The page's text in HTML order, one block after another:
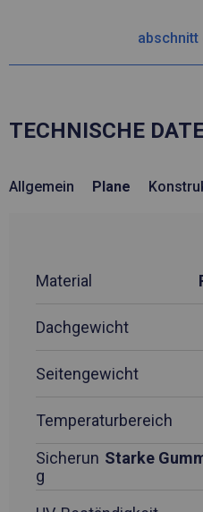
abschnitt
TECHNISCHE
Allgemein Plane
Material
Dachgewicht
Seitengewicht
Temperaturbereich
Sicherun
g
Starke